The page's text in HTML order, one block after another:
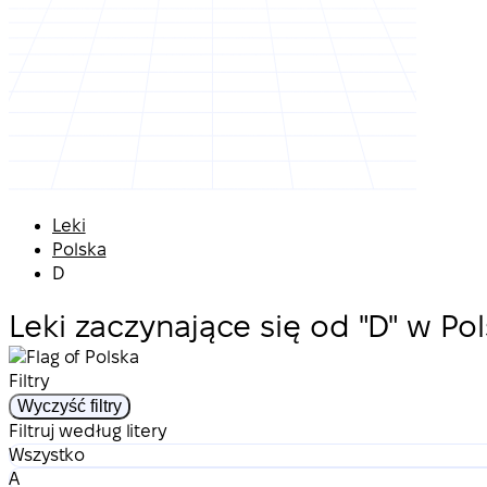
Leki
Polska
D
Leki zaczynające się od "D" w
Filtry
Wyczyść filtry
Filtruj według litery
Wszystko
A